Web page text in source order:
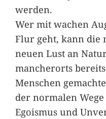
werden.
Wer mit wachen
Flur geht, kann die
neuen Lust an
mancherorts
Menschen
der normalen
Egoismus und